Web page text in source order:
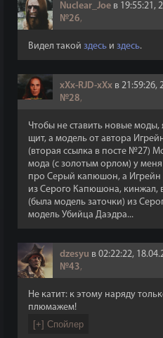
Nuclear_Joe в 19:55:21,
№26,
Видел такой здесь и здесь.
xXx-RJD-xXx в 21:59:26,
№28,
Чтобы не ставить новые моды,
щит, а модель от автора
(вторая ссылка в посте №27)
мода (с золотым орлом) у
про Серый капюшон, а Игрейн
из Серого Капюшона,
(была модель заточки) из
модель Убийца Даэдра...
dzesyu в 02:22:22,
№43,
Не катит: к этому наряду
плюмажем!